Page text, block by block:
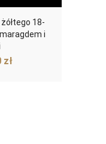
18-
i
złAktualna